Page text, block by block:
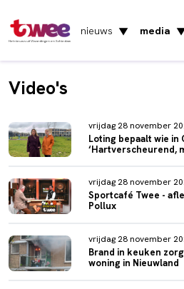
Het nieuws uit Vlaardingen en Schiedam
nieuws ▼ media
Video's
vrijdag 28 november
Loting bepaalt wie
‘Hartverscheurend,
vrijdag 28 november
Sportcafé Twee -
Pollux
vrijdag 28 november
Brand in keuken
woning in Nieuwland